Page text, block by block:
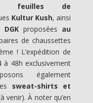
feuilles de
Kultur Kush, ainsi
DGKproposées au
de chaussettes
! L’expédition de
48h exclusivement
également
sweat-shirts et
venir). À noter qu’en